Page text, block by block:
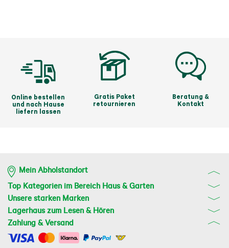
Online bestellen
und nach Hause
liefern lassen
Gratis Paket
retournieren
Beratung &
Kontakt
Mein Abholstandort
Top Kategorien im Bereich Haus & Garten
Unsere starken Marken
Lagerhaus zum Lesen & Hören
Zahlung & Versand